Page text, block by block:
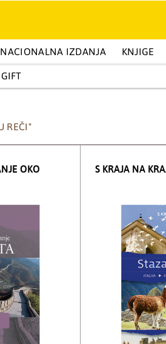
NACIONALNA IZDANJA KNJIGE
IZDANJA PRIRUČNICI
GIFT
REČI"
OKO
S KRAJA NA